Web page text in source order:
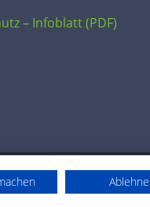
– Infoblatt (PDF)